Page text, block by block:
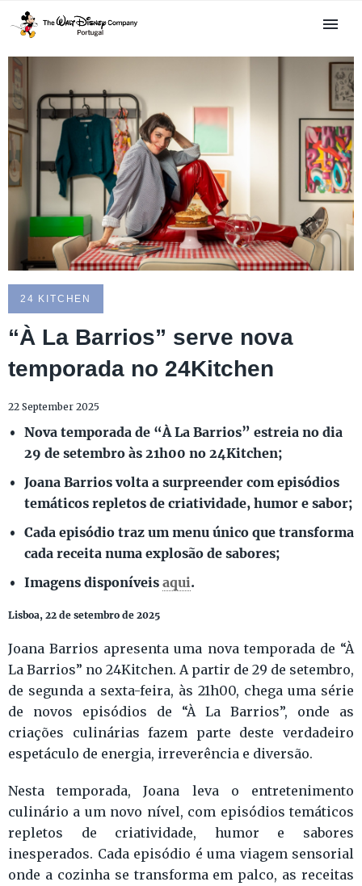
24 KITCHEN
“À La Barrios” serve nova
temporada no 24Kitchen
22 September 2025
Nova temporada de “À La Barrios” estreia no dia
29 de setembro às 21h00 no 24Kitchen;
Joana Barrios volta a surpreender com episódios
temáticos repletos de criatividade, humor e sabor;
Cada episódio traz um menu único que transforma
cada receita numa explosão de sabores;
Imagens disponíveisaqui.
Lisboa, 22 de setembro de 2025
Joana Barrios apresenta uma nova temporada de “À
La Barrios” no 24Kitchen. A partir de 29 de setembro,
de segunda a sexta-feira, às 21h00, chega uma série
de novos episódios de “À La Barrios”, onde as
criações culinárias fazem parte deste verdadeiro
espetáculo de energia, irreverência e diversão.
Nesta temporada, Joana leva o entretenimento
culinário a um novo nível, com episódios temáticos
repletos de criatividade, humor e sabores
inesperados. Cada episódio é uma viagem sensorial
onde a cozinha se transforma em palco, as receitas